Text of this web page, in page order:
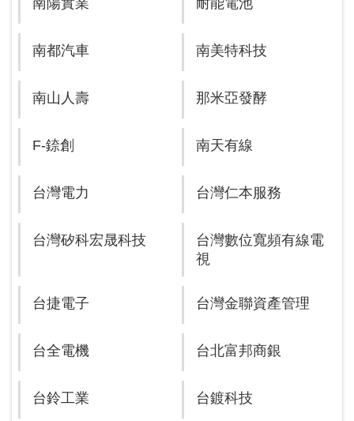
南陽實業 耐能電池
南都汽車 南美特科技
南山人壽 那米亞發酵
F-錼創 南天有線
台灣電力 台灣仁本服務
台灣矽科宏晟科技
台灣數位寬頻有線電
視
台捷電子 台灣金聯資產管理
台全電機 台北富邦商銀
台鈴工業 台鍍科技